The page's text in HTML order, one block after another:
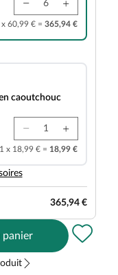
x 60,99 € = 365,94 €
caoutchouc
1 x 18,99 € = 18,99 €
365,94 €